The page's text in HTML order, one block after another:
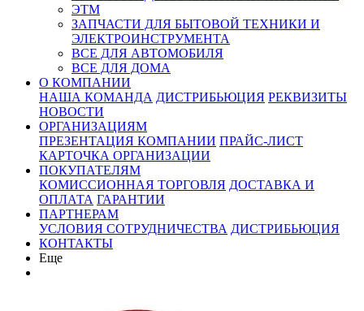
ЭТМ
ЗАПЧАСТИ ДЛЯ БЫТОВОЙ ТЕХНИКИ И
ЭЛЕКТРОИНСТРУМЕНТА
ВСЕ ДЛЯ АВТОМОБИЛЯ
ВСЕ ДЛЯ ДОМА
О КОМПАНИИ
НАША КОМАНДА ДИСТРИБЬЮЦИЯ РЕКВИЗИТЫ
НОВОСТИ
ОРГАНИЗАЦИЯМ
ПРЕЗЕНТАЦИЯ КОМПАНИИ ПРАЙС-ЛИСТ
КАРТОЧКА ОРГАНИЗАЦИИ
ПОКУПАТЕЛЯМ
КОМИССИОННАЯ ТОРГОВЛЯ ДОСТАВКА И
ОПЛАТА ГАРАНТИИ
ПАРТНЕРАМ
УСЛОВИЯ СОТРУДНИЧЕСТВА ДИСТРИБЬЮЦИЯ
КОНТАКТЫ
Еще